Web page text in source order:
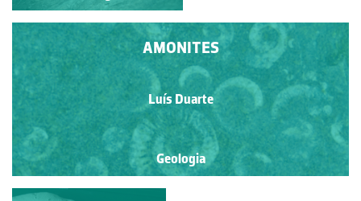
AMONITES
Luís Duarte
Geologia